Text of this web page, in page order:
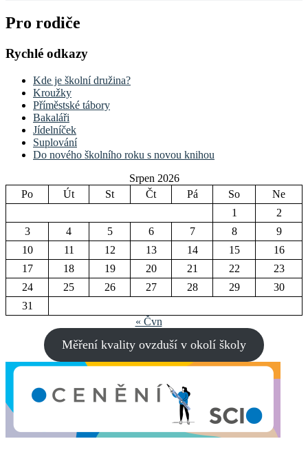
Pro rodiče
Rychlé odkazy
Kde je školní družina?
Kroužky
Příměstské tábory
Bakaláři
Jídelníček
Suplování
Do nového školního roku s novou knihou
Srpen 2026
Po
Út St Čt Pá So
Ne
1
2
3
4 5 6 7 8
9
10
11 12 13 14 15
16
17
18 19 20 21 22
23
24
25 26 27 28 29
30
31
« Čvn
Měření kvality ovzduší v okolí školy